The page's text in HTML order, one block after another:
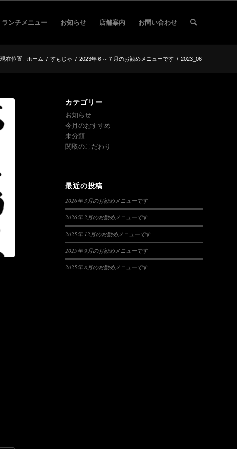
ランチメニュー お知らせ 店舗案内 お問い合わせ
現在位置: ホーム / すもじゃ / 2023年６～７月のお勧めメニューです / 2023_06
カテゴリー
お知らせ
今月のおすすめ
未分類
関取のこだわり
最近の投稿
2026年 3月のお勧めメニューです
2026年 2月のお勧めメニューです
2025年 12月のお勧めメニューです
2025年 9月のお勧めメニューです
2025年 8月のお勧めメニューです